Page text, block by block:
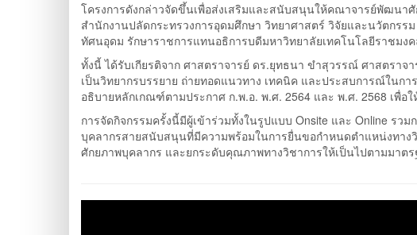
โครงการดังกล่าวจัดขึ้นเพื่อส่งเสริมและสนับสนุนให้คณาจารย์พัฒน
สำนักงานปลัดกระทรวงการอุดมศึกษา วิทยาศาสตร์ วิจัยและนวัตกร
ทัศนอุดม รักษาราชการแทนอธิการบดีมหาวิทยาลัยเทคโนโลยีราชมง
ทั้งนี้ ได้รับเกียรติจาก ศาสตราจารย์ ดร.ยุทธนา ขำสุวรรณ์ ศาสตรา
เป็นวิทยากรบรรยาย ถ่ายทอดแนวทาง เทคนิค และประสบการณ์ในก
อธิบายหลักเกณฑ์ตามประกาศ ก.พ.อ. พ.ศ. 2564 และ พ.ศ. 2568 เพื่อ
การจัดกิจกรรมครั้งนี้มีผู้เข้าร่วมทั้งในรูปแบบ Onsite และ Online ร
บุคลากรสายสนับสนุนที่มีความพร้อมในการยื่นขอกำหนดตำแหน่งทา
ศักยภาพบุคลากร และยกระดับคุณภาพทางวิชาการให้เป็นไปตามมาต